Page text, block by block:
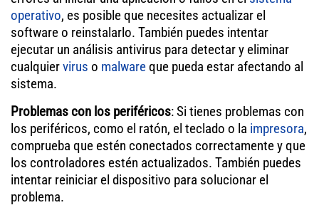
operativo, es posible que necesites actualizar el
software o reinstalarlo. También puedes intentar
ejecutar un análisis antivirus para detectar y eliminar
cualquiervirus o malwareque pueda estar afectando al
sistema.
Problemas con los periféricos: Si tienes problemas con
los periféricos, como el ratón, el teclado o la impresora,
comprueba que estén conectados correctamente y que
los controladores estén actualizados. También puedes
intentar reiniciar el dispositivo para solucionar el
problema.